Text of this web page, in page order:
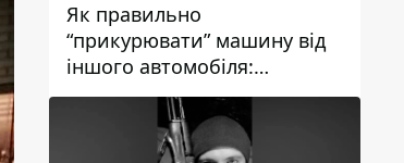
Як правильно
“прикурювати” машину від
іншого автомобіля:
інструкція для водіїв